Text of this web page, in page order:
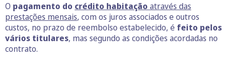
O pagamento do crédito habitação através das
prestações mensais, com os juros associados e outros
custos, no prazo de reembolso estabelecido, é feito pelos
vários titulares, mas segundo as condições acordadas no
contrato.